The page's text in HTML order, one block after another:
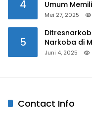
4
Umum
Mei 27, 2025
5
Narkoba di
Juni 4, 2025
Contact Info